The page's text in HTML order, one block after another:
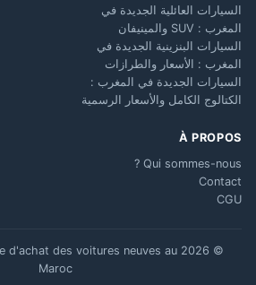
السيارات العائلية الجديدة في
المغرب : SUV والمينيفان
السيارات البنزينية الجديدة في
المغرب : الأسعار والطرازات
السيارات الجديدة في المغرب :
الكتالوج الكامل والأسعار الرسمية
À PROPOS
Qui sommes-nous ?
Contact
CGU
d'achat des voitures neuves au
Maroc